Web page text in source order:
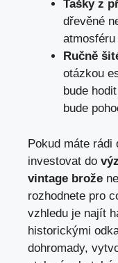
Tašky z
dřevěné
Ručně
otázkou
bude
bude
Pokud máte rádi
investovat do
vintage brože
rozhodnete pro
vzhledu je najít
historickými
dohromady,